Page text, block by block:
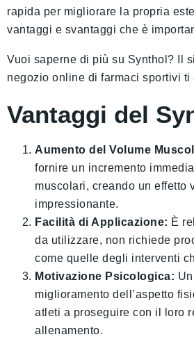
rapida per migliorare la propria
vantaggi e svantaggi che è
Vuoi saperne di più su Synthol? Il
negozio online di farmaci sportivi ti
Vantaggi del
Aumento del Volume
fornire un incremento
muscolari, creando un effetto
impressionante.
Facilità di Applicazione: È
da utilizzare, non richiede
come quelle degli interventi
Motivazione Psicologica:
miglioramento dell’aspetto
atleti a proseguire con il loro
allenamento.